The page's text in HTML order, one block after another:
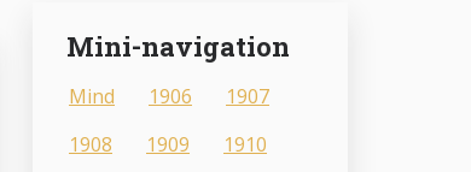
Mini-navigation
Mind 1906
1907
1908
1909
1910